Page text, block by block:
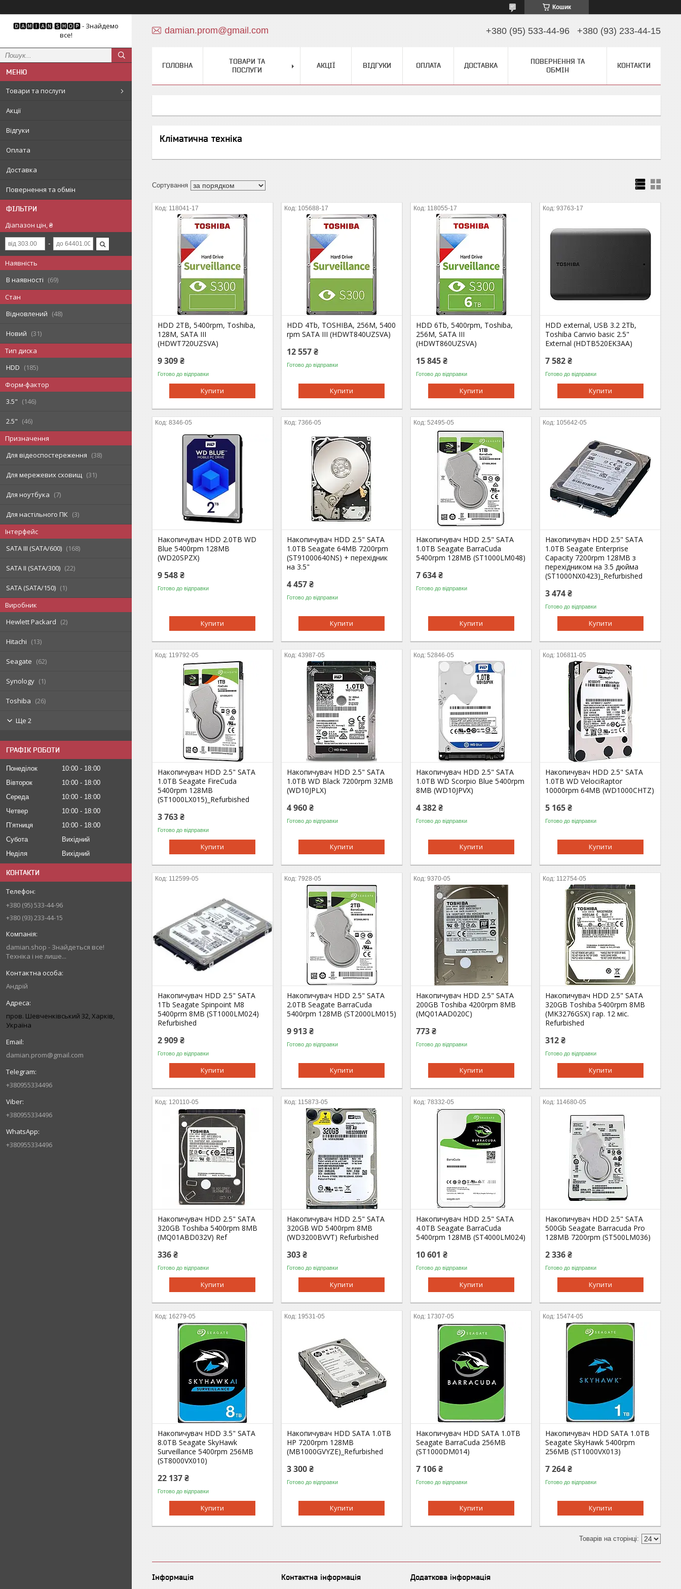
Кошик
🅳🅰🅼🅸🅰🅽.🆂🅷🅾🅿 - Знайдемо
все!
Товари та послуги
Акції
Відгуки
Оплата
Доставка
Повернення та обмін
ФІЛЬТРИ
Діапазон цін, ₴
Наявність
В наявності
69
Стан
Відновлений
48
Новий
31
Тип диска
HDD
185
Форм-фактор
3.5"
146
2.5"
46
Призначення
Для відеоспостереження
38
Для мережевих сховищ 31
Для ноутбука 7
Для настільного ПК
3
Інтерфейс
SATA III (SATA/600)
168
SATA II (SATA/300) 22
SATA (SATA/150)
1
Виробник
Hewlett Packard
2
Hitachi 13
Seagate 62
Synology 1
Toshiba 26
Ще 2
ГРАФІК РОБОТИ
Понеділок 10:00
18:00
Вівторок
10:00
18:00
Середа
10:00
18:00
Четвер
10:00
18:00
Пʼятниця
10:00
18:00
Субота
Вихідний
Неділя
Вихідний
КОНТАКТИ
+380 (95) 533-44-96
+380 (93) 233-44-15
damian.shop - Знайдеться все!
Техніка і не лише...
Андрій
пров. Шевченківський 32, Харків,
Україна
damian.prom@gmail.com
+380955334496
+380955334496
+380955334496
damian.prom@gmail.com +380 (95) 533-44-96 +380 (93) 233-44-15
ГОЛОВНА
ТОВАРИ ТА
ПОСЛУГИ
АКЦІЇ ВІДГУКИ ОПЛАТА ДОСТАВКА
ПОВЕРНЕННЯ ТА
ОБМІН
КОНТАКТИ
Кліматична техніка
118041-17
HDD 2TB, 5400rpm, Toshiba,
128M, SATA III
(HDWT720UZSVA)
9 309 ₴
Готово до відправки
Купити
105688-17
HDD 4Tb, TOSHIBA, 256M, 5400
rpm SATA III (HDWT840UZSVA)
12 557 ₴
Готово до відправки
Купити
118055-17
HDD 6Tb, 5400rpm, Toshiba,
256M, SATA III
(HDWT860UZSVA)
15 845 ₴
Готово до відправки
Купити
93763-17
HDD external, USB 3.2 2Tb,
Toshiba Canvio basic 2.5"
External (HDTB520EK3AA)
7 582 ₴
Готово до відправки
Купити
8346-05
Накопичувач HDD 2.0TB WD
Blue 5400rpm 128MB
(WD20SPZX)
9 548 ₴
Готово до відправки
Купити
7366-05
Накопичувач HDD 2.5" SATA
1.0TB Seagate 64MB 7200rpm
(ST91000640NS) + перехідник
на 3.5"
4 457 ₴
Готово до відправки
Купити
52495-05
Накопичувач HDD 2.5" SATA
1.0TB Seagate BarraCuda
5400rpm 128MB (ST1000LM048)
7 634 ₴
Готово до відправки
Купити
105642-05
Накопичувач HDD 2.5" SATA
1.0TB Seagate Enterprise
Capacity 7200rpm 128MB з
перехідником на 3.5 дюйма
(ST1000NX0423)_Refurbished
3 474 ₴
Готово до відправки
Купити
119792-05
Накопичувач HDD 2.5" SATA
1.0TB Seagate FireCuda
5400rpm 128MB
(ST1000LX015)_Refurbished
3 763 ₴
Готово до відправки
Купити
43987-05
Накопичувач HDD 2.5" SATA
1.0TB WD Black 7200rpm 32MB
(WD10JPLX)
4 960 ₴
Готово до відправки
Купити
52846-05
Накопичувач HDD 2.5" SATA
1.0TB WD Scorpio Blue 5400rpm
8MB (WD10JPVX)
4 382 ₴
Готово до відправки
Купити
106811-05
Накопичувач HDD 2.5" SATA
1.0TB WD VelociRaptor
10000rpm 64MB (WD1000CHTZ)
5 165 ₴
Готово до відправки
Купити
112599-05
Накопичувач HDD 2.5" SATA
1Tb Seagate Spinpoint M8
5400prm 8MB (ST1000LM024)
Refurbished
2 909 ₴
Готово до відправки
Купити
7928-05
Накопичувач HDD 2.5" SATA
2.0TB Seagate BarraCuda
5400rpm 128MB (ST2000LM015)
9 913 ₴
Готово до відправки
Купити
9370-05
Накопичувач HDD 2.5" SATA
200GB Toshiba 4200rpm 8MB
(MQ01AAD020C)
773 ₴
Готово до відправки
Купити
112754-05
Накопичувач HDD 2.5" SATA
320GB Toshiba 5400rpm 8MB
(MK3276GSX) гар. 12 мiс.
Refurbished
312 ₴
Готово до відправки
Купити
120110-05
Накопичувач HDD 2.5" SATA
320GB Toshiba 5400rpm 8MB
(MQ01ABD032V) Ref
336 ₴
Готово до відправки
Купити
115873-05
Накопичувач HDD 2.5" SATA
320GB WD 5400rpm 8MB
(WD3200BVVT) Refurbished
303 ₴
Готово до відправки
Купити
78332-05
Накопичувач HDD 2.5" SATA
4.0TB Seagate BarraCuda
5400rpm 128MB (ST4000LM024)
10 601 ₴
Готово до відправки
Купити
114680-05
Накопичувач HDD 2.5" SATA
500Gb Seagate Barracuda Pro
128MB 7200rpm (ST500LM036)
2 336 ₴
Готово до відправки
Купити
16279-05
Накопичувач HDD 3.5" SATA
8.0TB Seagate SkyHawk
Surveillance 5400rpm 256MB
(ST8000VX010)
22 137 ₴
Готово до відправки
Купити
19531-05
Накопичувач HDD SATA 1.0TB
HP 7200rpm 128MB
(MB1000GVYZE)_Refurbished
3 300 ₴
Готово до відправки
Купити
17307-05
Накопичувач HDD SATA 1.0TB
Seagate BarraCuda 256MB
(ST1000DM014)
7 106 ₴
Готово до відправки
Купити
15474-05
Накопичувач HDD SATA 1.0TB
Seagate SkyHawk 5400rpm
256MB (ST1000VX013)
7 264 ₴
Готово до відправки
Купити
Інформація Контактна інформація Додаткова інформація